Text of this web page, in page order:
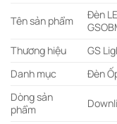
Tên sản phẩm
Đèn
Thương hiệu
GS
Danh mục
Đèn
Dòng sản
phẩm